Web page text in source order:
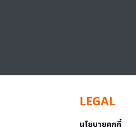
LEGAL
นโยบายคุกกี้